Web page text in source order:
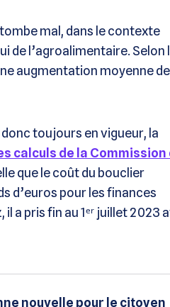
mal, dans le contexte
de l’agroalimentaire. Selon
augmentation moyenne de
toujours en vigueur, la
calculs de la Commission
que le coût du bouclier
d’euros pour les finances
a pris fin au 1ᵉʳ juillet 2023
nouvelle pour le citoyen